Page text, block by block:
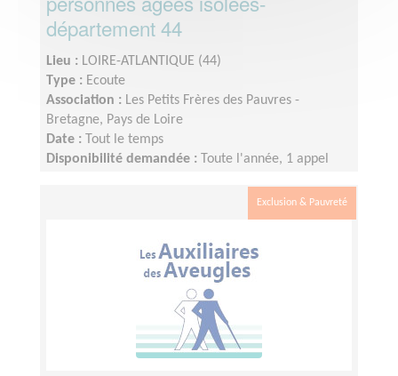
département 44
Lieu : LOIRE-ATLANTIQUE (44)
Type : Ecoute
Association : Les Petits Frères des Pauvres -
Bretagne, Pays de Loire
Date :
Tout le temps
Disponibilité demandée :
Toute l'année, 1 appel
estivale),1 temps de supervision trimestriel et 1
rencontre en présentiel à Nantes 1 fois par an.
Exclusion & Pauvreté